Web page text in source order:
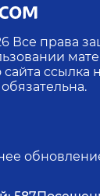
Все права
сайта ссылка
обязательна.